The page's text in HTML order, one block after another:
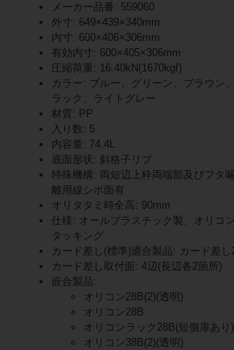
メーカー品番: 559060
外寸: 649×439×340mm
内寸: 600×406×306mm
有効内寸: 600×405×306mm
圧縮荷重: 16.40kN(1670kgf)
カラー: ブルー、グリーン、ブラウン
ラック、ライトグレー
材質: PP
入り数: 5
内容量: 74.4L
底面形状: 斜格子リブ
特殊機構: 両短辺上枠両端部及びフタ
離用線シボ面有
オリタタミ時全高: 90mm
仕様: オールプラスチック製、オリコ
タッキング
カード差し(標準)適合製品: カード差
カード差し取付面: 4辺(長辺各2箇所)
嵌合製品:
オリコン28B(2)(透明)
オリコン28B
オリコンラック28B(短側扉あり)
オリコン38B(2)(透明)